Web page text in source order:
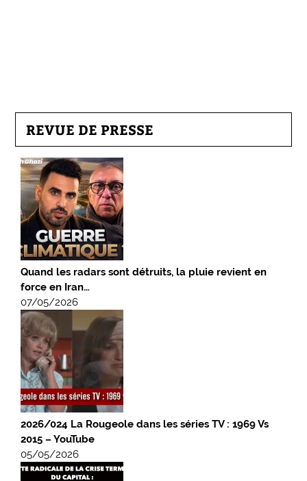
REVUE DE PRESSE
Quand les radars sont détruits, la pluie revient en
force en Iran…
07/05/2026
2026/024 La Rougeole dans les séries TV : 1969 Vs
2015 – YouTube
05/05/2026